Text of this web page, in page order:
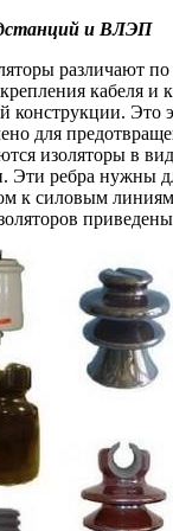
и ВЛЭП
различают
кабеля и
конструкции. Это
для
изоляторы в
Эти ребра нужны
к силовым